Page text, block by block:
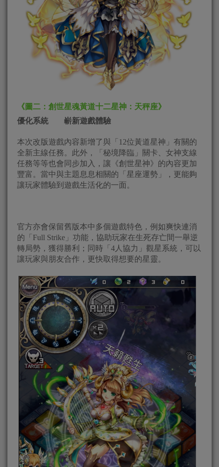
《圖二：創世星魂黃道十二星神：天秤座》
優化系統 嶄新遊戲體驗
本次改版遊戲內容新增了與「12位黃道星神」有關的
全新主線任務。此外，「秘境降臨」關卡、女神支線
任務等等也會同步加入，讓《創世星神》的內容更加
豐富。當中與主題息息相關的「星座運勢」，更能夠
讓玩家體驗到遊戲生活化的一面。
官方亦會保留舊版本中多個遊戲特色，例如爽快連消
的「Full Strike」功能，協助玩家在生死存亡間一舉逆
轉局勢，獲得勝利；同時「4人協力」觀星系統，可以
讓玩家與朋友合作，更快取得想要的星靈。